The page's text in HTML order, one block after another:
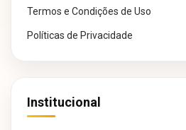
Termos e Condições de Uso
Políticas de Privacidade
Institucional